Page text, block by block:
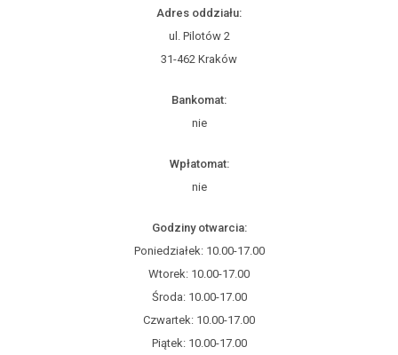
Adres oddziału:
ul. Pilotów 2
31-462 Kraków
Bankomat:
nie
Wpłatomat:
nie
Godziny otwarcia:
Poniedziałek: 10.00-17.00
Wtorek: 10.00-17.00
Środa: 10.00-17.00
Czwartek: 10.00-17.00
Piątek: 10.00-17.00